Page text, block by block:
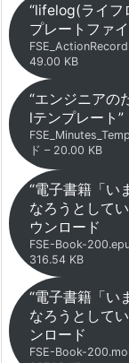
“lifelog(ライフ
プレートファ
49.00 KB
“エンジニアの
lテンプレート
ド – 20.00 KB
“電子書籍「い
なろうとして
ウンロード
FSE-Book-
316.54 KB
“電子書籍「い
なろうとして
ンロード
FSE-Book-